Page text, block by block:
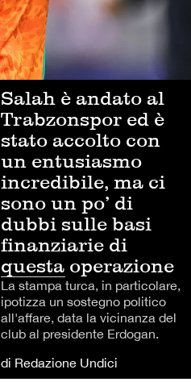
Salah è andato al
Trabzonspor ed è
stato accolto con
un entusiasmo
incredibile, ma ci
sono un po’ di
dubbi sulle basi
finanziarie di
questa operazione
La stampa turca, in particolare,
ipotizza un sostegno politico
all'affare, data la vicinanza del
club al presidente Erdogan.
di Redazione Undici